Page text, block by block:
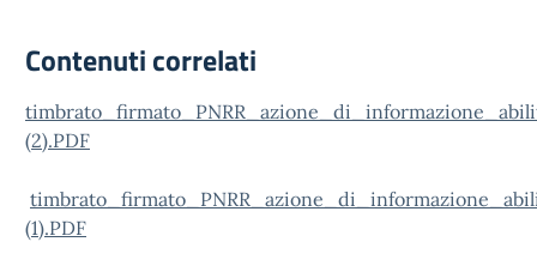
Contenuti correlati
(2).PDF
(1).PDF